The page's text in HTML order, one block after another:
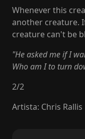
Whenever this
another creature.
creature can't be
"He asked me if I
Who am I to turn
2/2
Artista: Chris Rallis